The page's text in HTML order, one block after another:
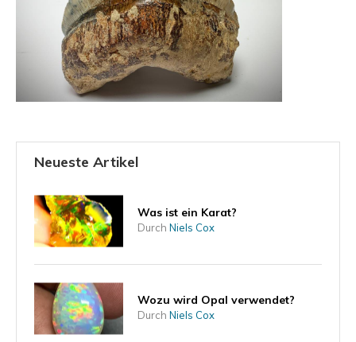
Neueste Artikel
Was ist ein Karat?
Durch Niels Cox
Wozu wird Opal verwendet?
Durch Niels Cox